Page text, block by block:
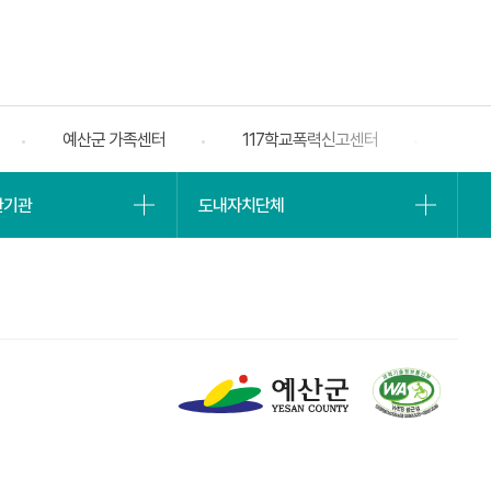
슬
예산군 가족센터 117학교폭력신고센터
관 도내자치단체